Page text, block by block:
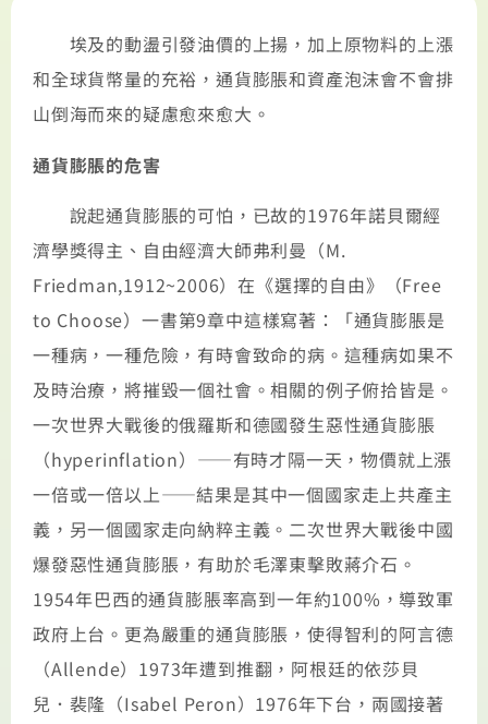
埃及的動盪引發油價的上揚，加上原物料的上漲
和全球貨幣量的充裕，通貨膨脹和資產泡沫會不會排
山倒海而來的疑慮愈來愈大。
通貨膨脹的危害
說起通貨膨脹的可怕，已故的1976年諾貝爾經
濟學獎得主、自由經濟大師弗利曼（M.
Friedman,1912~2006）在《選擇的自由》（Free
to Choose）一書第9章中這樣寫著：「通貨膨脹是
一種病，一種危險，有時會致命的病。這種病如果不
及時治療，將摧毀一個社會。相關的例子俯拾皆是。
一次世界大戰後的俄羅斯和德國發生惡性通貨膨脹
（hyperinflation）——有時才隔一天，物價就上漲
一倍或一倍以上——結果是其中一個國家走上共產主
義，另一個國家走向納粹主義。二次世界大戰後中國
爆發惡性通貨膨脹，有助於毛澤東擊敗蔣介石。
1954年巴西的通貨膨脹率高到一年約100%，導致軍
政府上台。更為嚴重的通貨膨脹，使得智利的阿言德
（Allende）1973年遭到推翻，阿根廷的依莎貝
兒．裴隆（Isabel Peron）1976年下台，兩國接著